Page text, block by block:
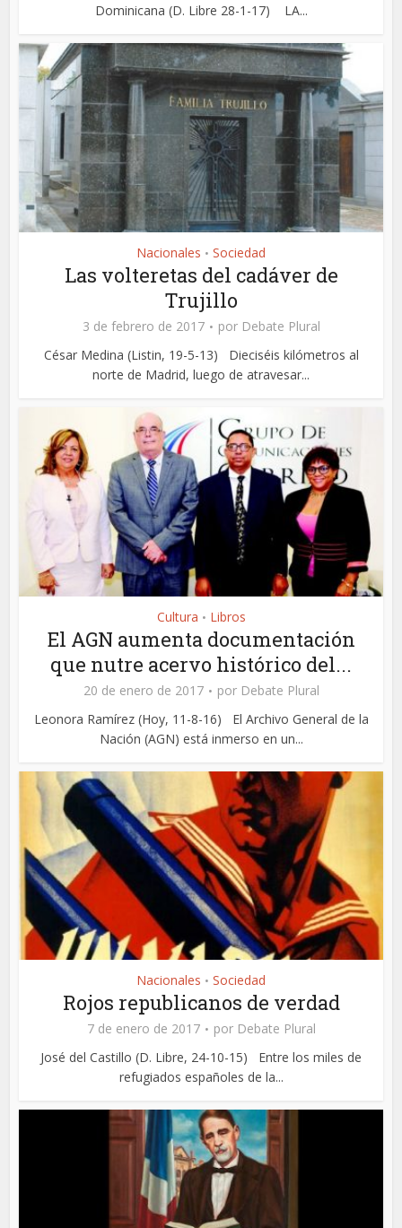
Dominicana (D. Libre 28-1-17) LA...
Nacionales • Sociedad
Las volteretas del cadáver de
Trujillo
3 de febrero de 2017 por Debate Plural
César Medina (Listin, 19-5-13) Dieciséis kilómetros al
norte de Madrid, luego de atravesar...
Cultura • Libros
El AGN aumenta documentación
que nutre acervo histórico del...
20 de enero de 2017 por Debate Plural
Leonora Ramírez (Hoy, 11-8-16) El Archivo General de la
Nación (AGN) está inmerso en un...
Nacionales • Sociedad
Rojos republicanos de verdad
7 de enero de 2017 por Debate Plural
José del Castillo (D. Libre, 24-10-15) Entre los miles de
refugiados españoles de la...